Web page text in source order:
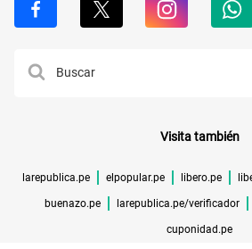
Visita también
larepublica.pe elpopular.pe libero.pe
buenazo.pe larepublica.pe/verificador
cuponidad.pe